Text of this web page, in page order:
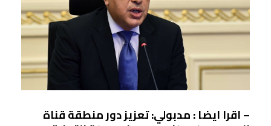
– اقرا ايضا : مدبولي: تعزيز دور منطقة قناة